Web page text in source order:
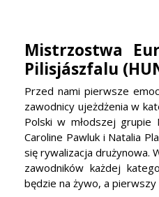
Mistrzostwa
Pilisjászfalu
Przed nami pierwsze
zawodnicy ujeżdżenia w
Polski w młodszej grupie
Caroline Pawluk i Natalia
się rywalizacja drużynowa.
zawodników każdej
będzie na żywo, a pierwszy